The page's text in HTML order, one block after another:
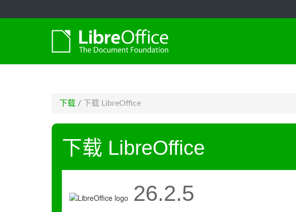
下载 / 下载 LibreOffice
下载 LibreOffice
26.2.5